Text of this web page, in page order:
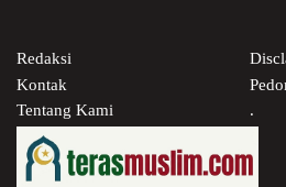
Redaksi
Kontak
Tentang Kami
.